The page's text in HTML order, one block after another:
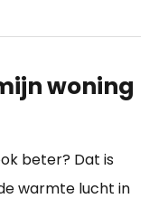
woning
beter? Dat is
warmte lucht in